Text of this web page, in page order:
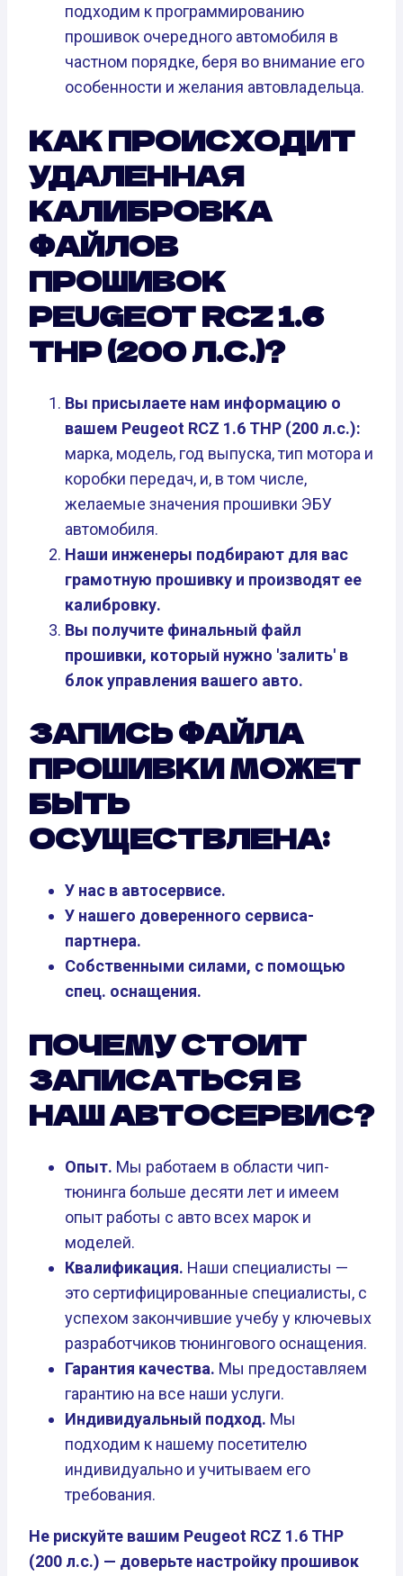
подходим к программированию
прошивок очередного автомобиля в
частном порядке, беря во внимание его
особенности и желания автовладельца.
КАК ПРОИСХОДИТ
УДАЛЕННАЯ
КАЛИБРОВКА
ФАЙЛОВ
ПРОШИВОК
PEUGEOT RCZ 1.6
THP (200 Л.С.)?
Вы присылаете нам информацию о
вашем Peugeot RCZ 1.6 THP (200 л.с.):
марка, модель, год выпуска, тип мотора и
коробки передач, и, в том числе,
желаемые значения прошивки ЭБУ
автомобиля.
Наши инженеры подбирают для вас
грамотную прошивку и производят ее
калибровку.
Вы получите финальный файл
прошивки, который нужно 'залить' в
блок управления вашего авто.
ЗАПИСЬ ФАЙЛА
ПРОШИВКИ МОЖЕТ
БЫТЬ
ОСУЩЕСТВЛЕНА:
У нас в автосервисе.
У нашего доверенного сервиса-
партнера.
Собственными силами, с помощью
спец. оснащения.
ПОЧЕМУ СТОИТ
ЗАПИСАТЬСЯ В
НАШ АВТОСЕРВИС?
Опыт. Мы работаем в области чип-
тюнинга больше десяти лет и имеем
опыт работы с авто всех марок и
моделей.
Квалификация. Наши специалисты —
это сертифицированные специалисты, с
успехом закончившие учебу у ключевых
разработчиков тюнингового оснащения.
Гарантия качества. Мы предоставляем
гарантию на все наши услуги.
Индивидуальный подход. Мы
подходим к нашему посетителю
индивидуально и учитываем его
требования.
Не рискуйте вашим Peugeot RCZ 1.6 THP
(200 л.с.) — доверьте настройку прошивок